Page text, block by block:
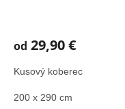
od 29,90 €
Kusový koberec
200 x 290 cm